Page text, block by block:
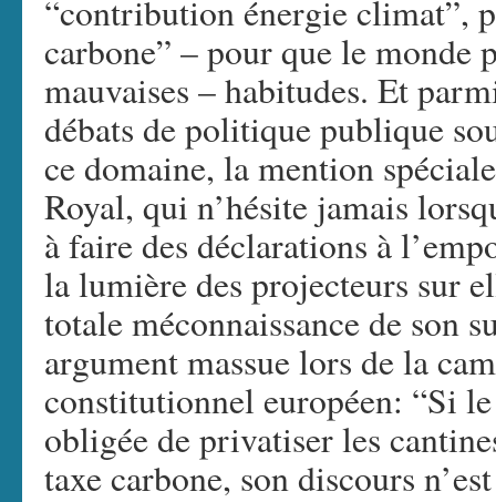
“contribution énergie climat”,
carbone” – pour que le monde
mauvaises – habitudes. Et
débats de politique publique
ce domaine, la mention
Royal, qui n’hésite jamais
à faire des déclarations à
la lumière des projecteurs sur
totale méconnaissance de son
argument massue lors de la
constitutionnel européen: “Si
obligée de privatiser les
taxe carbone, son discours